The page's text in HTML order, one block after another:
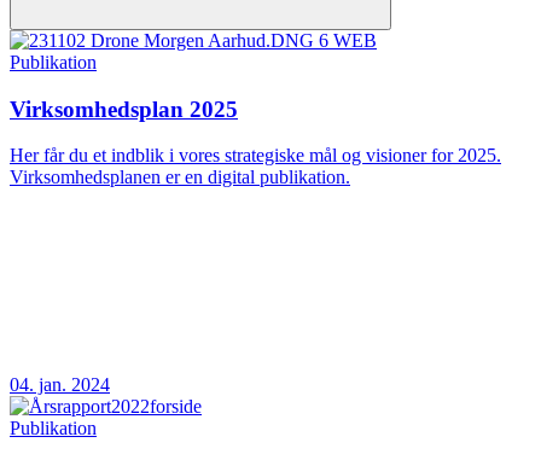
Publikation
Virksomhedsplan 2025
Her får du et indblik i vores strategiske mål og visioner for 2025.
Virksomhedsplanen er en digital publikation.
04. jan. 2024
Publikation